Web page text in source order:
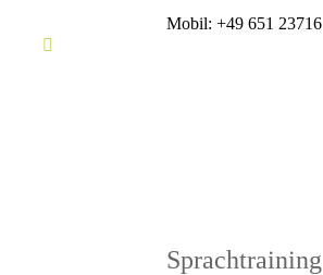
Mobil: +49 651 23716
Sprachtraining